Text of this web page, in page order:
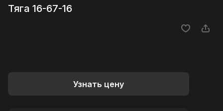
Тяга 16-67-16
Узнать цену